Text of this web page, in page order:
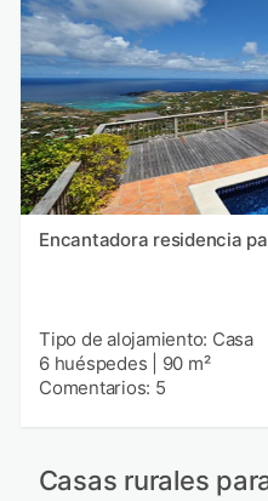
Encantadora residencia
Tipo de alojamiento: Casa
6 huéspedes
90 m²
Comentarios: 5
Casas rurales